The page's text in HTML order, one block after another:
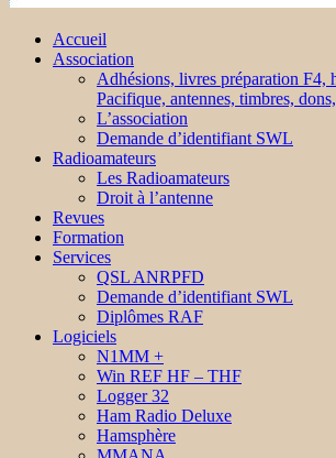
Accueil
Association
Adhésions, livres préparation F4,
Pacifique, antennes, timbres, dons,
L’association
Demande d’identifiant SWL
Radioamateurs
Les Radioamateurs
Droit à l’antenne
Revues
Formation
Services
QSL ANRPFD
Demande d’identifiant SWL
Diplômes RAF
Logiciels
N1MM +
Win REF HF – THF
Logger 32
Ham Radio Deluxe
Hamsphère